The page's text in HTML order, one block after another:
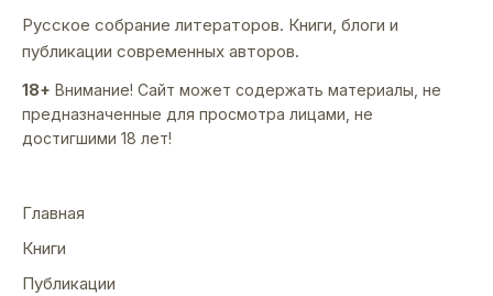
Русское собрание литераторов. Книги, блоги и
публикации современных авторов.
18+ Внимание! Сайт может содержать материалы, не
предназначенные для просмотра лицами, не
достигшими 18 лет!
Главная
Книги
Публикации